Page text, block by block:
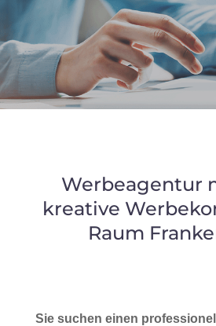
Werbeagentur
kreative
Raum
Sie suchen einen